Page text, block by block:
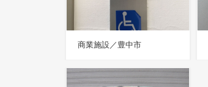
商業施設／豊中市